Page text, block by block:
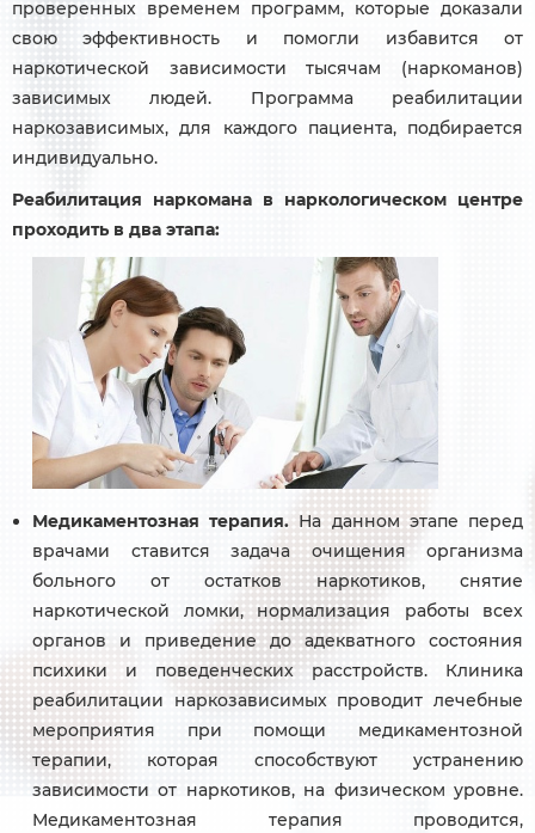
проверенных временем программ, которые доказали
свою эффективность и помогли избавится от
наркотической зависимости тысячам (наркоманов)
зависимых людей. Программа реабилитации
наркозависимых, для каждого пациента, подбирается
индивидуально.
Реабилитация наркомана в наркологическом центре
проходить в два этапа:
Медикаментозная терапия. На данном этапе перед
врачами ставится задача очищения организма
больного от остатков наркотиков, снятие
наркотической ломки, нормализация работы всех
органов и приведение до адекватного состояния
психики и поведенческих расстройств. Клиника
реабилитации наркозависимых проводит лечебные
мероприятия при помощи медикаментозной
терапии, которая способствуют устранению
зависимости от наркотиков, на физическом уровне.
Медикаментозная терапия проводится,